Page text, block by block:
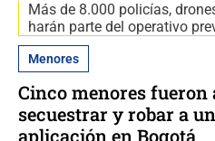
Más de 8.000 policías,
harán parte del operativo
Menores
Cinco menores
secuestrar y robar a
aplicación en Bogotá